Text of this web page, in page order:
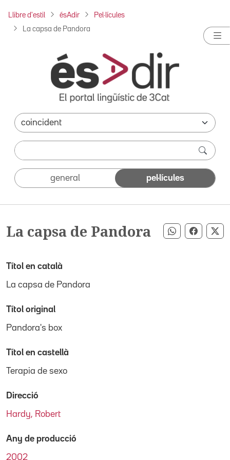
Llibre d'estil ésAdir Pel·lícules
La capsa de Pandora
general pel·lícules
La capsa de Pandora Compartir
Títol en català
La capsa de Pandora
Títol original
Pandora's box
Títol en castellà
Terapia de sexo
Direcció
Hardy, Robert
Any de producció
2002